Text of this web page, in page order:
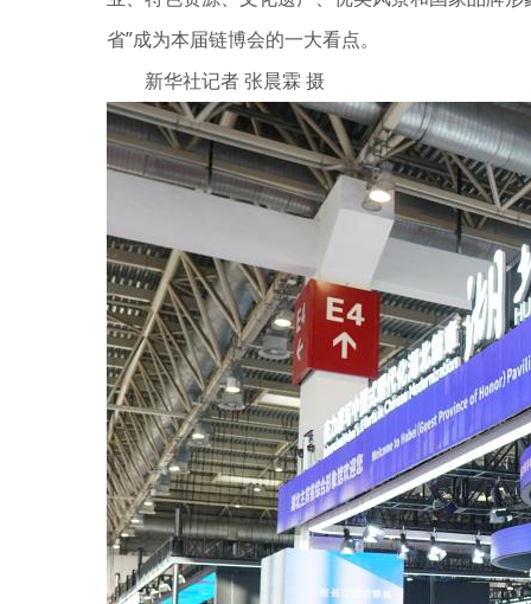
省”成为本届链博会的一大看点。
新华社记者 张晨霖 摄